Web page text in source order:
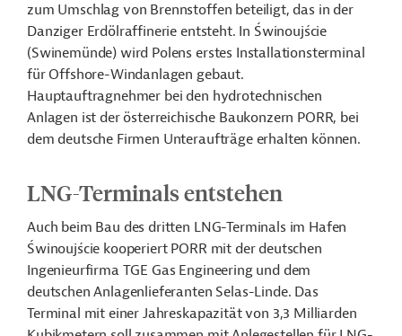
zum Umschlag von Brennstoffen beteiligt, das in der
Danziger Erdölraffinerie entsteht. In Świnoujście
(Swinemünde) wird Polens erstes Installationsterminal
für Offshore-Windanlagen gebaut.
Hauptauftragnehmer bei den hydrotechnischen
Anlagen ist der österreichische Baukonzern PORR, bei
dem deutsche Firmen Unteraufträge erhalten können.
LNG-Terminals entstehen
Auch beim Bau des dritten LNG-Terminals im Hafen
Świnoujście kooperiert PORR mit der deutschen
Ingenieurfirma TGE Gas Engineering und dem
deutschen Anlagenlieferanten Selas-Linde. Das
Terminal mit einer Jahreskapazität von 3,3 Milliarden